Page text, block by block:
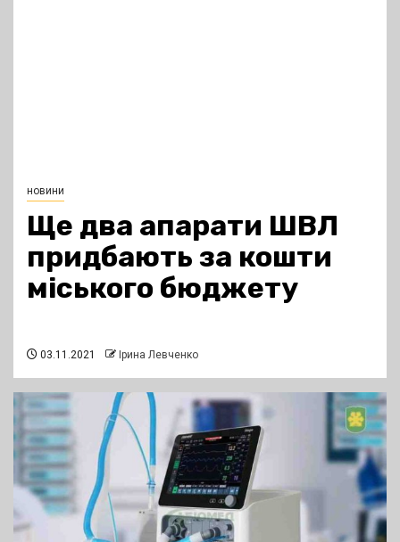
новини
Ще два апарати ШВЛ
придбають за кошти
міського бюджету
03.11.2021 Ірина Левченко